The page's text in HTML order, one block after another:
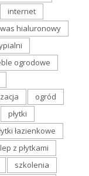
internet
hialuronowy
ogrodowe
ogród
płytki
łazienkowe
z płytkami
szkolenia